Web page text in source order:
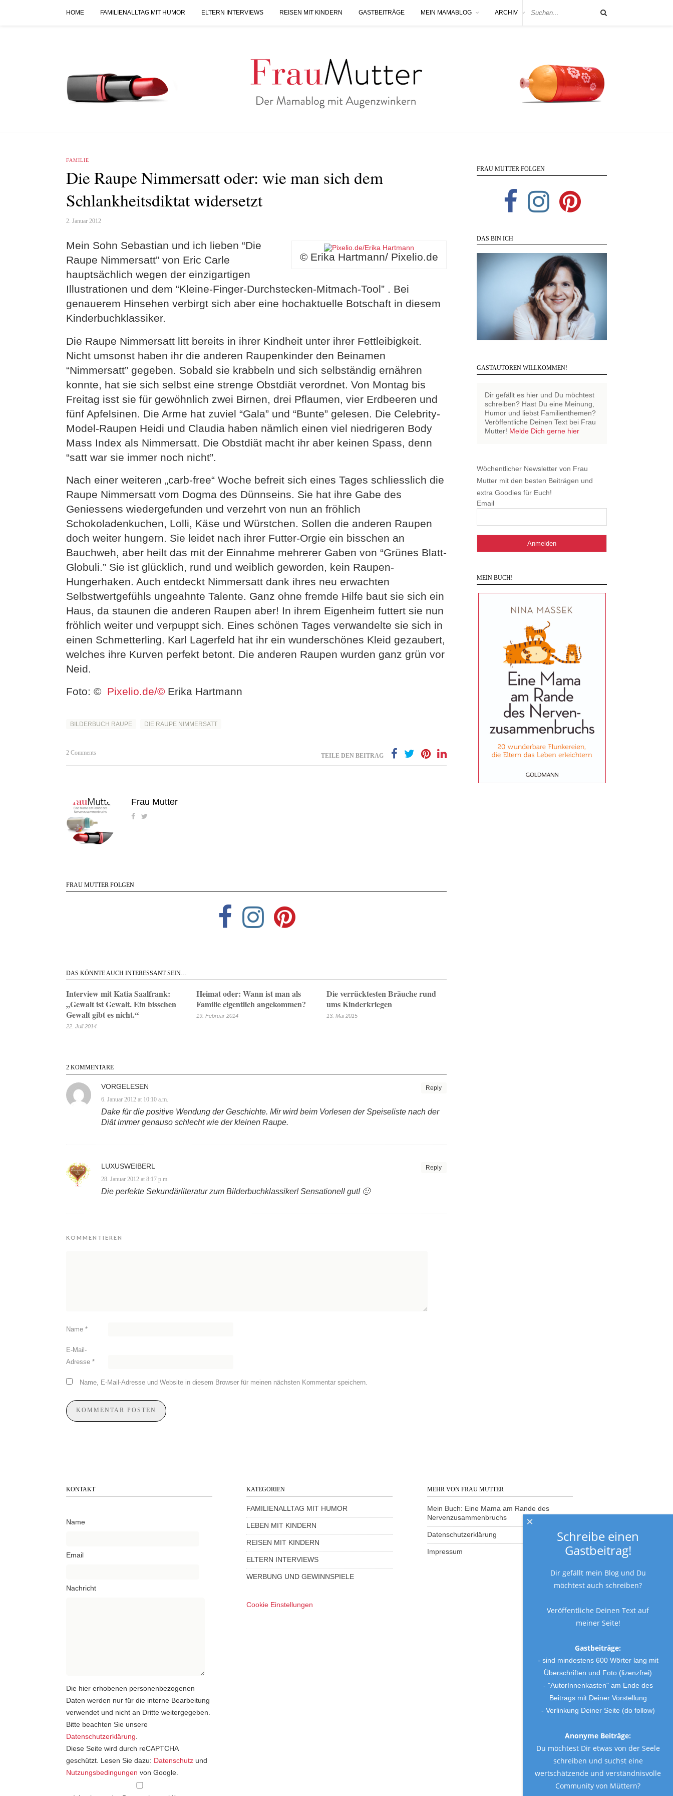
HOME FAMILIENALLTAG MIT HUMOR ELTERN INTERVIEWS REISEN MIT KINDERN GASTBEITRÄGE MEIN MAMABLOG ARCHIV
FAMILIE
Die Raupe Nimmersatt oder: wie man sich dem
Schlankheitsdiktat widersetzt
2. Januar 2012
© Erika Hartmann/ Pixelio.de
Mein Sohn Sebastian und ich lieben “Die
Raupe Nimmersatt” von Eric Carle
hauptsächlich wegen der einzigartigen
Illustrationen und dem “Kleine-Finger-Durchstecken-Mitmach-Tool” . Bei
genauerem Hinsehen verbirgt sich aber eine hochaktuelle Botschaft in diesem
Kinderbuchklassiker.
Die Raupe Nimmersatt litt bereits in ihrer Kindheit unter ihrer Fettleibigkeit.
Nicht umsonst haben ihr die anderen Raupenkinder den Beinamen
“Nimmersatt” gegeben. Sobald sie krabbeln und sich selbständig ernähren
konnte, hat sie sich selbst eine strenge Obstdiät verordnet. Von Montag bis
Freitag isst sie für gewöhnlich zwei Birnen, drei Pflaumen, vier Erdbeeren und
fünf Apfelsinen. Die Arme hat zuviel “Gala” und “Bunte” gelesen. Die Celebrity-
Model-Raupen Heidi und Claudia haben nämlich einen viel niedrigeren Body
Mass Index als Nimmersatt. Die Obstdiät macht ihr aber keinen Spass, denn
“satt war sie immer noch nicht”.
Nach einer weiteren „carb-free“ Woche befreit sich eines Tages schliesslich die
Raupe Nimmersatt vom Dogma des Dünnseins. Sie hat ihre Gabe des
Geniessens wiedergefunden und verzehrt von nun an fröhlich
Schokoladenkuchen, Lolli, Käse und Würstchen. Sollen die anderen Raupen
doch weiter hungern. Sie leidet nach ihrer Futter-Orgie ein bisschen an
Bauchweh, aber heilt das mit der Einnahme mehrerer Gaben von “Grünes Blatt-
Globuli.” Sie ist glücklich, rund und weiblich geworden, kein Raupen-
Hungerhaken. Auch entdeckt Nimmersatt dank ihres neu erwachten
Selbstwertgefühls ungeahnte Talente. Ganz ohne fremde Hilfe baut sie sich ein
Haus, da staunen die anderen Raupen aber! In ihrem Eigenheim futtert sie nun
fröhlich weiter und verpuppt sich. Eines schönen Tages verwandelte sie sich in
einen Schmetterling. Karl Lagerfeld hat ihr ein wunderschönes Kleid gezaubert,
welches ihre Kurven perfekt betont. Die anderen Raupen wurden ganz grün vor
Neid.
Foto: © Pixelio.de/© Erika Hartmann
BILDERBUCH RAUPE DIE RAUPE NIMMERSATT
2 Comments TEILE DEN BEITRAG
Frau Mutter
FRAU MUTTER FOLGEN
DAS KÖNNTE AUCH INTERESSANT SEIN…
Interview mit Katia Saalfrank:
„Gewalt ist Gewalt. Ein bisschen
Gewalt gibt es nicht.“
22. Juli 2014
Heimat oder: Wann ist man als
Familie eigentlich angekommen?
19. Februar 2014
Die verrücktesten Bräuche rund
ums Kinderkriegen
13. Mai 2015
2 KOMMENTARE
Reply
VORGELESEN
6. Januar 2012 at 10:10 a.m.
Dake für die positive Wendung der Geschichte. Mir wird beim Vorlesen der Speiseliste nach der
Diät immer genauso schlecht wie der kleinen Raupe.
Reply
LUXUSWEIBERL
28. Januar 2012 at 8:17 p.m.
Die perfekte Sekundärliteratur zum Bilderbuchklassiker! Sensationell gut! 🙂
KOMMENTIEREN
Name *
E-Mail-
Adresse *
Name, E-Mail-Adresse und Website in diesem Browser für meinen nächsten Kommentar speichern.
FRAU MUTTER FOLGEN
DAS BIN ICH
GASTAUTOREN WILLKOMMEN!
Dir gefällt es hier und Du möchtest
schreiben? Hast Du eine Meinung,
Humor und liebst Familienthemen?
Veröffentliche Deinen Text bei Frau
Mutter! Melde Dich gerne hier
Wöchentlicher Newsletter von Frau
Mutter mit den besten Beiträgen und
extra Goodies für Euch!
Email
MEIN BUCH!
KONTAKT
Name
Email
Nachricht
Die hier erhobenen personenbezogenen
Daten werden nur für die interne Bearbeitung
verwendet und nicht an Dritte weitergegeben.
Bitte beachten Sie unsere
Datenschutzerklärung.
Diese Seite wird durch reCAPTCHA
geschützt. Lesen Sie dazu: Datenschutz und
Nutzungsbedingungen von Google.
KATEGORIEN
FAMILIENALLTAG MIT HUMOR
LEBEN MIT KINDERN
REISEN MIT KINDERN
ELTERN INTERVIEWS
WERBUNG UND GEWINNSPIELE
Cookie Einstellungen
MEHR VON FRAU MUTTER
Mein Buch: Eine Mama am Rande des
Nervenzusammenbruchs
Datenschutzerklärung
Impressum
Schreibe einen
Gastbeitrag!
Dir gefällt mein Blog und Du
möchtest auch schreiben?
Veröffentliche Deinen Text auf
meiner Seite!
Gastbeiträge:
- sind mindestens 600 Wörter lang mit
Überschriften und Foto (lizenzfrei)
- "AutorInnenkasten" am Ende des
Beitrags mit Deiner Vorstellung
- Verlinkung Deiner Seite (do follow)
Anonyme Beiträge:
Du möchtest Dir etwas von der Seele
schreiben und suchst eine
wertschätzende und verständnisvolle
Community von Müttern?
×